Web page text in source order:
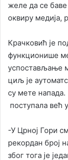
желе да се
оквиру медија,
Крачковић је
функционише
успостављање
циљ је
су мете напада.
поступала већ
-У Црној Гори
рекордан број
због тога је